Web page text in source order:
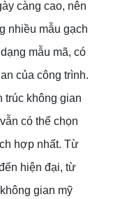
càng cao, nên
nhiều mẫu gạch
mẫu mã, có
của công trình.
trúc không gian
có thể chọn
hợp nhất. Từ
hiện đại, từ
gian mỹ